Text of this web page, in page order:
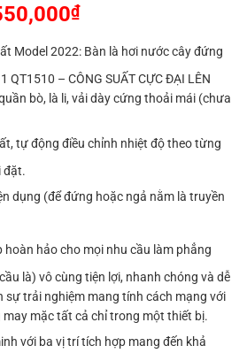
₫Giá
tại
là:
3,550,000₫.
Model 2022: Bàn là hơi nước cây đứng
QT1510 – CÔNG SUẤT CỰC ĐẠI LÊN
bò, là li, vải dày cứng thoải mái (chưa
tự động điều chỉnh nhiệt độ theo từng
đặt.
dụng (để đứng hoặc ngả nằm là truyền
hoàn hảo cho mọi nhu cầu làm phẳng
là) vô cùng tiện lợi, nhanh chóng và dễ
sự trải nghiệm mang tính cách mạng với
mặc tất cả chỉ trong một thiết bị.
với ba vị trí tích hợp mang đến khả